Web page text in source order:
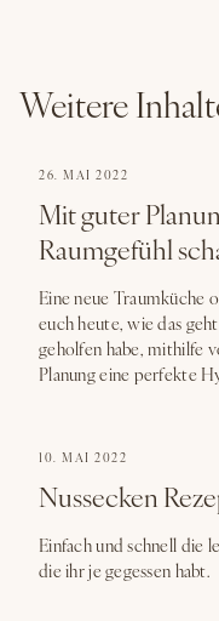
Weitere
26. MAI 2022
Mit guter
Raumgefühl
Eine neue Traumküche
euch heute, wie das
geholfen habe, mithilfe
Planung eine perfekte
10. MAI 2022
Nussecken
Einfach und schnell die
die ihr je gegessen habt.